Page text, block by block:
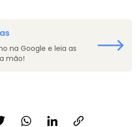
na Google e leia as
mão!